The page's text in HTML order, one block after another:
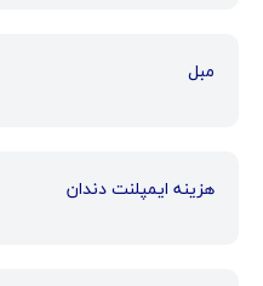
مبل
هزینه ایمپلنت دندان